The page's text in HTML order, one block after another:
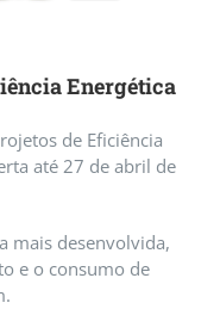
Energética
de Eficiência
até 27 de abril de
mais desenvolvida,
e o consumo de